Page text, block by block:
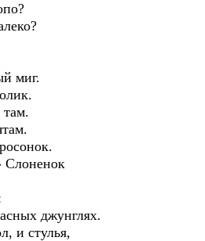
миг.
Слоненок
джунглях.
и стулья,